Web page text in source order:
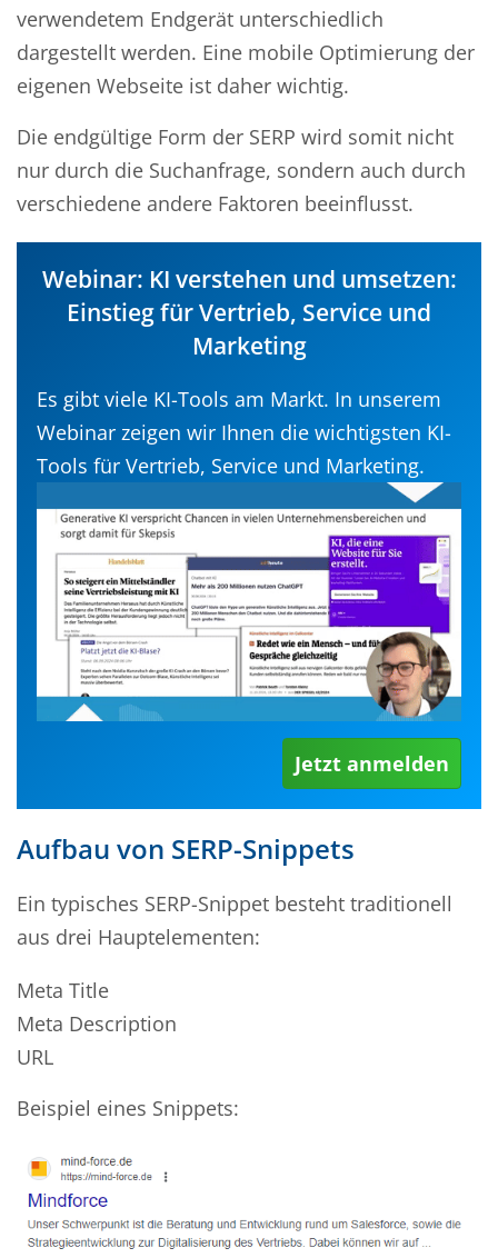
verwendetem Endgerät unterschiedlich
dargestellt werden. Eine mobile Optimierung der
eigenen Webseite ist daher wichtig.
Die endgültige Form der SERP wird somit nicht
nur durch die Suchanfrage, sondern auch durch
verschiedene andere Faktoren beeinflusst.
Webinar: KI verstehen und umsetzen:
Einstieg für Vertrieb, Service und
Marketing
Es gibt viele KI-Tools am Markt. In unserem
Webinar zeigen wir Ihnen die wichtigsten KI-
Tools für Vertrieb, Service und Marketing.
Jetzt anmelden
Aufbau von SERP-Snippets
Ein typisches SERP-Snippet besteht traditionell
aus drei Hauptelementen:
Meta Title
Meta Description
URL
Beispiel eines Snippets: